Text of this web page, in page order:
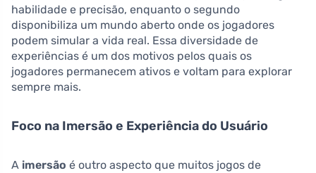
habilidade e precisão, enquanto o segundo
disponibiliza um mundo aberto onde os jogadores
podem simular a vida real. Essa diversidade de
experiências é um dos motivos pelos quais os
jogadores permanecem ativos e voltam para explorar
sempre mais.
Foco na Imersão e Experiência do Usuário
A imersão é outro aspecto que muitos jogos de